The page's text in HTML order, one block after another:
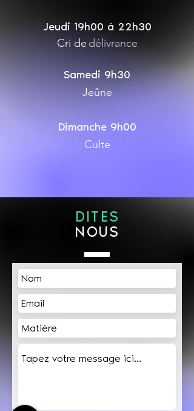
Jeudi 19h00 à 22h30
Cri de délivrance
Samedi 9h30
Jeûne
Dimanche 9h00
Culte
DITES
NOUS